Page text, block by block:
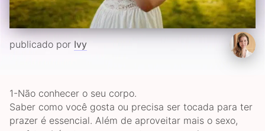
publicado por Ivy
1-Não conhecer o seu corpo.
Saber como você gosta ou precisa ser tocada para ter
prazer é essencial. Além de aproveitar mais o sexo,